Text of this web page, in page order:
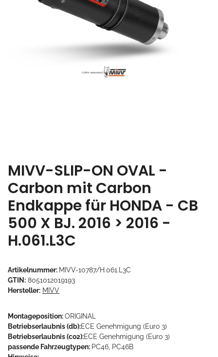
MIVV-SLIP-ON OVAL -
Carbon mit Carbon
Endkappe für HONDA - CB
500 X BJ. 2016 > 2016 -
H.061.L3C
Artikelnummer: MIVV-10787/H.061.L3C
GTIN: 8051012019193
Hersteller: MIVV
Montageposition:ORIGINAL
Betriebserlaubnis (db):ECE Genehmigung (Euro 3)
Betriebserlaubnis (co2):ECE Genehmigung (Euro 3)
passende Fahrzeugtypen: PC46, PC46B